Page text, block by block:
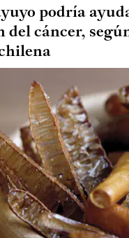
podría
del cáncer,